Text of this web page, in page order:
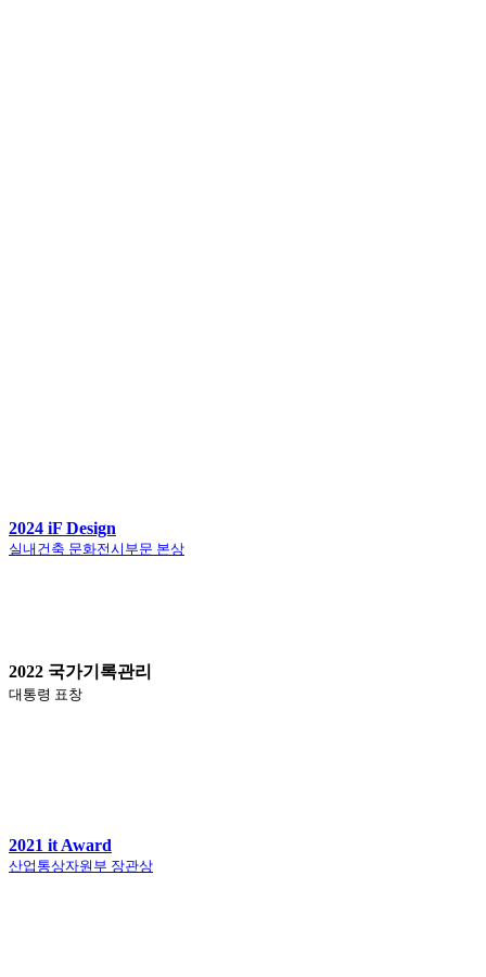
2024 iF Design
실내건축 문화전시부문 본상
2022 국가기록관리
대통령 표창
2021 it Award
산업통상자원부 장관상